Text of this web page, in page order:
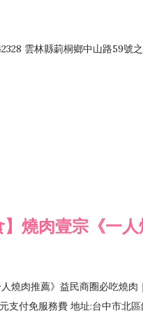
雲林縣莿桐鄉中山路59號
】燒肉壹宗《一
燒肉推薦》益民商圈必吃燒
支付免服務費 地址:台中市北區